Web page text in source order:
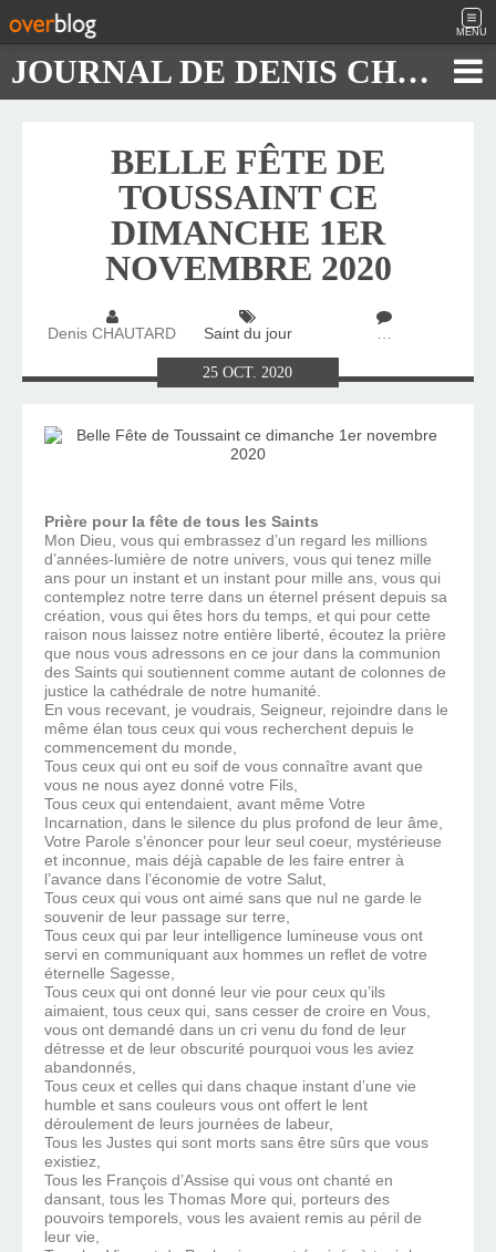
MENU
JOURNAL DE DENIS CHAUTARD
BELLE FÊTE DE
TOUSSAINT CE
DIMANCHE 1ER
NOVEMBRE 2020
Denis CHAUTARD Saint du jour …
25OCT.2020
Prière pour la fête de tous les Saints
Mon Dieu, vous qui embrassez d’un regard les millions
d’années-lumière de notre univers, vous qui tenez mille
ans pour un instant et un instant pour mille ans, vous qui
contemplez notre terre dans un éternel présent depuis sa
création, vous qui êtes hors du temps, et qui pour cette
raison nous laissez notre entière liberté, écoutez la prière
que nous vous adressons en ce jour dans la communion
des Saints qui soutiennent comme autant de colonnes de
justice la cathédrale de notre humanité.
En vous recevant, je voudrais, Seigneur, rejoindre dans le
même élan tous ceux qui vous recherchent depuis le
commencement du monde,
Tous ceux qui ont eu soif de vous connaître avant que
vous ne nous ayez donné votre Fils,
Tous ceux qui entendaient, avant même Votre
Incarnation, dans le silence du plus profond de leur âme,
Votre Parole s’énoncer pour leur seul coeur, mystérieuse
et inconnue, mais déjà capable de les faire entrer à
l’avance dans l’économie de votre Salut,
Tous ceux qui vous ont aimé sans que nul ne garde le
souvenir de leur passage sur terre,
Tous ceux qui par leur intelligence lumineuse vous ont
servi en communiquant aux hommes un reflet de votre
éternelle Sagesse,
Tous ceux qui ont donné leur vie pour ceux qu’ils
aimaient, tous ceux qui, sans cesser de croire en Vous,
vous ont demandé dans un cri venu du fond de leur
détresse et de leur obscurité pourquoi vous les aviez
abandonnés,
Tous ceux et celles qui dans chaque instant d’une vie
humble et sans couleurs vous ont offert le lent
déroulement de leurs journées de labeur,
Tous les Justes qui sont morts sans être sûrs que vous
existiez,
Tous les François d’Assise qui vous ont chanté en
dansant, tous les Thomas More qui, porteurs des
pouvoirs temporels, vous les avaient remis au péril de
leur vie,